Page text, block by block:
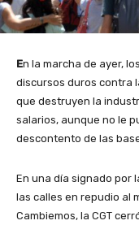
En la marcha de ayer,
discursos duros contra
que destruyen la
salarios, aunque no le
descontento de las
En una día signado por
las calles en repudio al
Cambiemos, la CGT